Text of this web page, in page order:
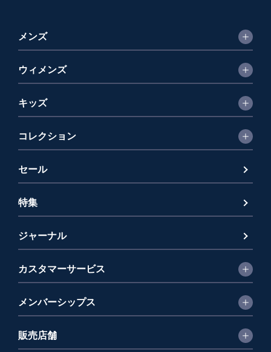
メンズ
ウィメンズ
キッズ
コレクション
セール
特集
ジャーナル
カスタマーサービス
メンバーシップス
販売店舗